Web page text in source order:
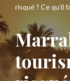
risqué ? Ce qu’il